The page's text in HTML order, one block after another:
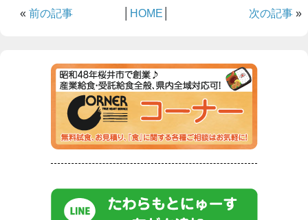
« 前の記事 HOME 次の記事 »